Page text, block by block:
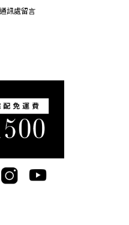
訊處留言